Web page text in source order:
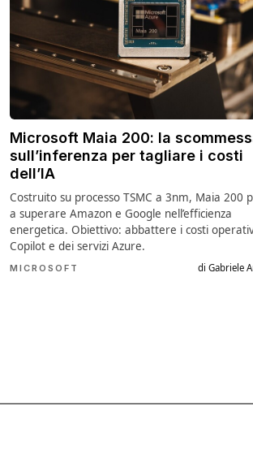
Microsoft Maia 200: la
sull’inferenza per tagliare i costi
dell’IA
Costruito su processo TSMC a 3nm, Maia 200
a superare Amazon e Google nell’efficienza
energetica. Obiettivo: abbattere i costi
Copilot e dei servizi Azure.
MICROSOFT di Gabriele